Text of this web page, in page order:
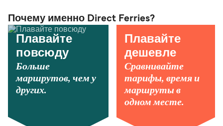
Почему именно Direct Ferries?
Плавайте
повсюду
Больше
маршрутов, чем у
других.
Плавайте
дешевле
Сравнивайте
тарифы, время и
маршруты в
одном месте.